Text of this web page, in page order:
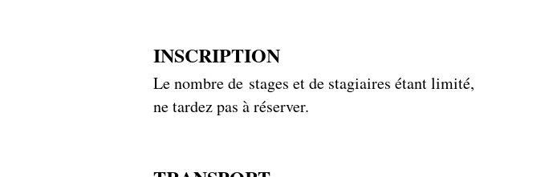
INSCRIPTION
Le nombre de stages et de stagiaires étant limité,
ne tardez pas à réserver.